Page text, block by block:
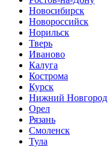
Новосибирск
Новороссийск
Норильск
Тверь
Иваново
Калуга
Кострома
Курск
Нижний Новгород
Орел
Рязань
Смоленск
Тула